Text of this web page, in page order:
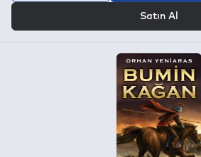
Satın Al